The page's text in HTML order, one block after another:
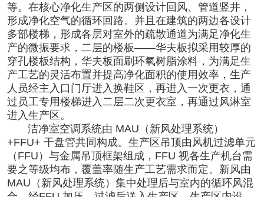
等。在核心净化生产区的两侧设计回风、管道竖井，
形成净化空气的循环回路。并且在建筑的两边各设计
多部楼梯，形成各层对室外的疏散通道为满足净化生
产的微振要求，二层的楼板——华夫板拟采用较厚的
穿孔楼板结构，华夫板面刷环氧树脂涂料，为满足生
产工艺的灵活布置并提高净化面积的使用效率，生产
人员经主入口门厅进入换鞋区，再进入一次更衣，通
过员工专用楼梯进入二层二次更衣室，再通过风淋室
进入生产区。
洁净室空调系统由 MAU（新风处理系统）
+FFU+ 干盘管共同构成。生产区吊顶由风机过滤单元
（FFU）与金属吊顶框架组成，FFU 视各生产机台需
要之等级均布，覆盖率随生产工艺需求而定。新风由
MAU（新风处理系统）集中处理后与室内的循环风混